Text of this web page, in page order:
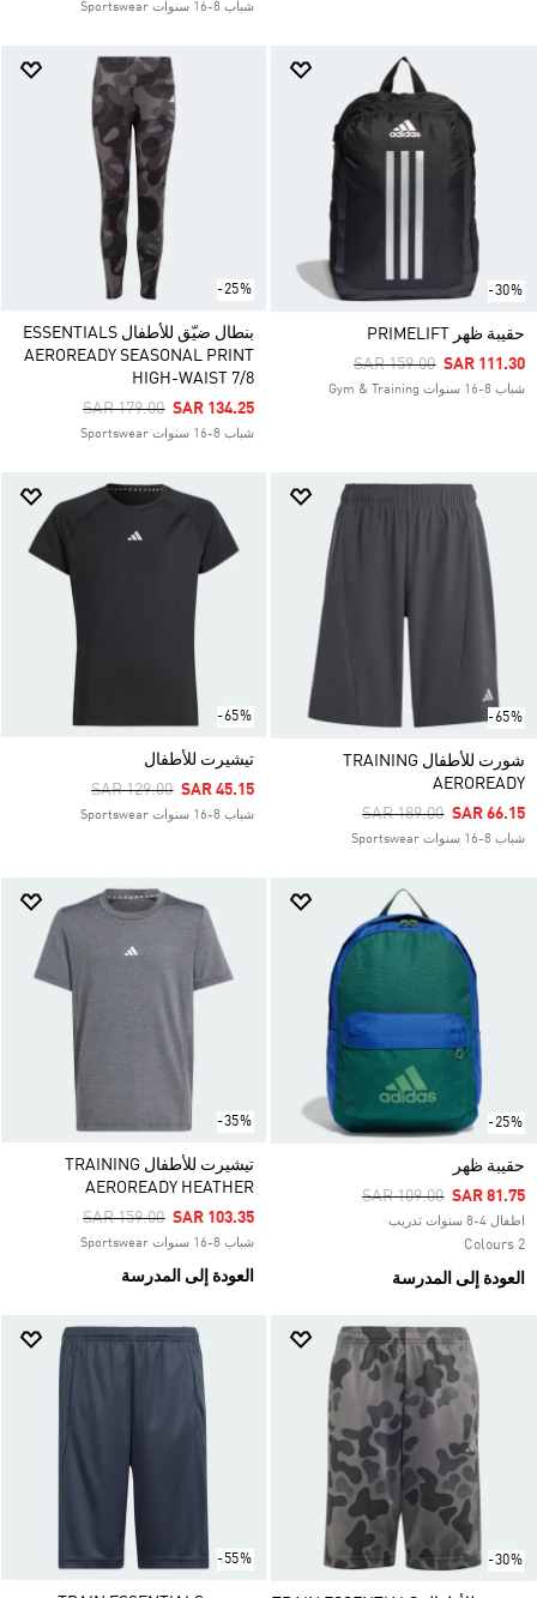
شباب 8-16 سنوات Sportswear
-30%
حقيبة ظهر PRIMELIFT
Price Reduced From
SAR 159.00ToSAR 111.30
شباب 8-16 سنوات Gym & Training
-25%
بنطال ضيّق للأطفال ESSENTIALS
AEROREADY SEASONAL PRINT
HIGH-WAIST 7/8
Price Reduced From
SAR 179.00ToSAR 134.25
شباب 8-16 سنوات Sportswear
-65%
شورت للأطفال TRAINING
AEROREADY
Price Reduced From
SAR 189.00ToSAR 66.15
شباب 8-16 سنوات Sportswear
-65%
تيشيرت للأطفال
Price Reduced From
SAR 129.00ToSAR 45.15
شباب 8-16 سنوات Sportswear
-25%
حقيبة ظهر
Price Reduced From
SAR 109.00ToSAR 81.75
اطفال 4-8 سنوات تدريب
2 Colours
العودة إلى المدرسة
-35%
تيشيرت للأطفال TRAINING
AEROREADY HEATHER
Price Reduced From
SAR 159.00ToSAR 103.35
شباب 8-16 سنوات Sportswear
العودة إلى المدرسة
-30%
-55%